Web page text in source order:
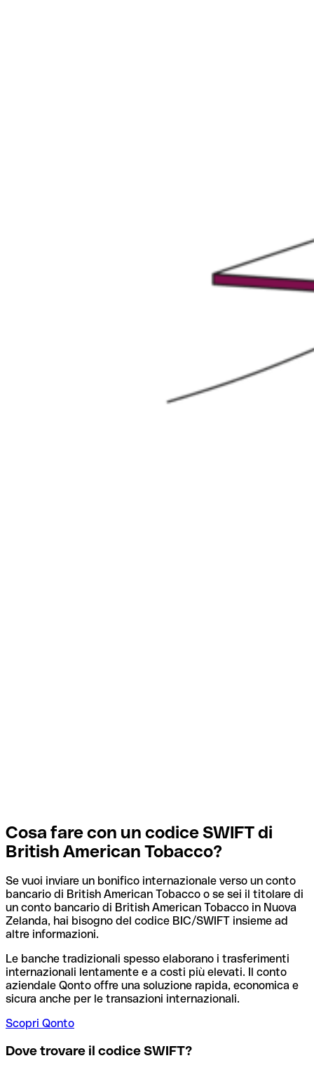
Cosa fare con un codice SWIFT di
British American Tobacco?
Se vuoi inviare un bonifico internazionale verso un conto
bancario di British American Tobacco o se sei il titolare di
un conto bancario di British American Tobacco in Nuova
Zelanda, hai bisogno del codice BIC/SWIFT insieme ad
altre informazioni.
Le banche tradizionali spesso elaborano i trasferimenti
internazionali lentamente e a costi più elevati. Il conto
aziendale Qonto offre una soluzione rapida, economica e
sicura anche per le transazioni internazionali.
Scopri Qonto
Dove trovare il codice SWIFT?